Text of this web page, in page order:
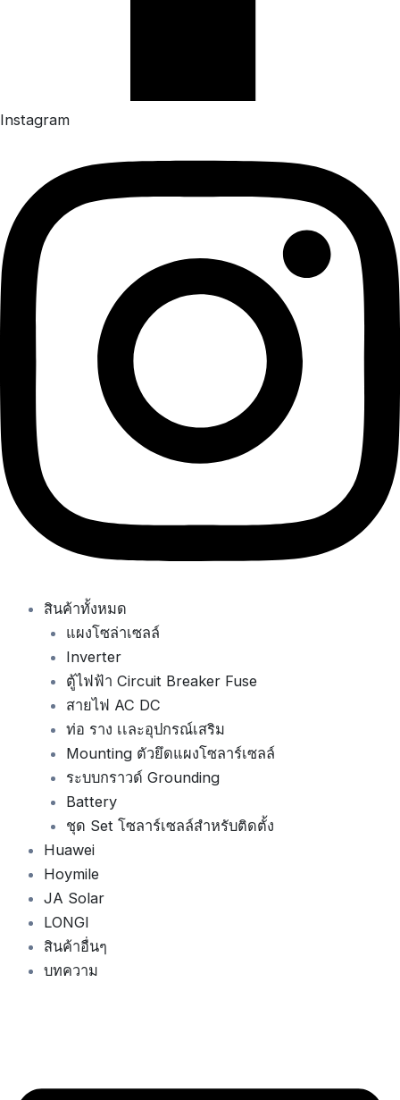
Instagram
สินค้าทั้งหมด
แผงโซล่าเซลล์
Inverter
ตู้ไฟฟ้า Circuit Breaker Fuse
สายไฟ AC DC
ท่อ ราง เเละอุปกรณ์เสริม
Mounting ตัวยึดแผงโซลาร์เซลล์
ระบบกราวด์ Grounding
Battery
ชุด Set โซลาร์เซลล์สำหรับติดตั้ง
Huawei
Hoymile
JA Solar
LONGI
สินค้าอื่นๆ
บทความ